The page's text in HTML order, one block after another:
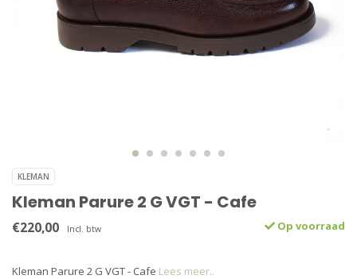
KLEMAN
Kleman Parure 2 G VGT - Cafe
€220,00 Incl. btw Op voorraad
Kleman Parure 2 G VGT - Cafe Lees meer..